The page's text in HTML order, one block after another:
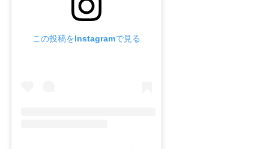
この投稿をInstagramで見る